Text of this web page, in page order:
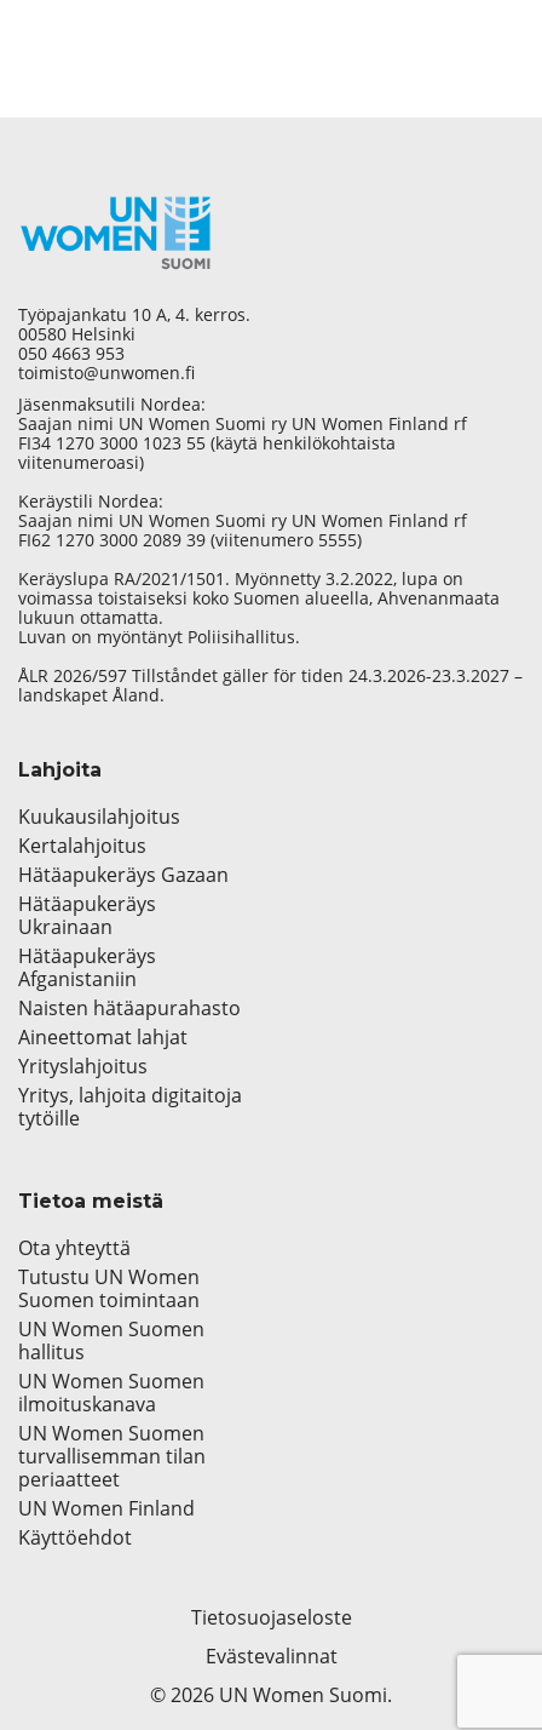
Työpajankatu 10 A, 4. kerros.
00580 Helsinki
050 4663 953
toimisto@unwomen.fi
Jäsenmaksutili Nordea:
Saajan nimi UN Women Suomi ry UN Women Finland rf
FI34 1270 3000 1023 55 (käytä henkilökohtaista
viitenumeroasi)
Keräystili Nordea:
Saajan nimi UN Women Suomi ry UN Women Finland rf
FI62 1270 3000 2089 39 (viitenumero 5555)
Keräyslupa RA/2021/1501. Myönnetty 3.2.2022, lupa on
voimassa toistaiseksi koko Suomen alueella, Ahvenanmaata
lukuun ottamatta.
Luvan on myöntänyt Poliisihallitus.
ÅLR 2026/597 Tillståndet gäller för tiden 24.3.2026-23.3.2027 –
landskapet Åland.
Lahjoita
Kuukausilahjoitus
Kertalahjoitus
Hätäapukeräys Gazaan
Hätäapukeräys
Ukrainaan
Hätäapukeräys
Afganistaniin
Naisten hätäapurahasto
Aineettomat lahjat
Yrityslahjoitus
Yritys, lahjoita digitaitoja
tytöille
Tietoa meistä
Ota yhteyttä
Tutustu UN Women
Suomen toimintaan
UN Women Suomen
hallitus
UN Women Suomen
ilmoituskanava
UN Women Suomen
turvallisemman tilan
periaatteet
UN Women Finland
Käyttöehdot
Tietosuojaseloste
Evästevalinnat
© 2026 UN Women Suomi.